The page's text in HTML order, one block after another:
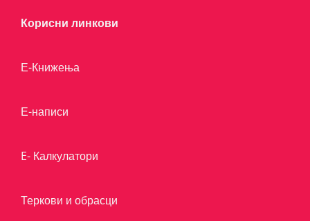
Корисни линкови
Е-Книжења
Е-написи
E- Калкулатори
Теркови и обрасци